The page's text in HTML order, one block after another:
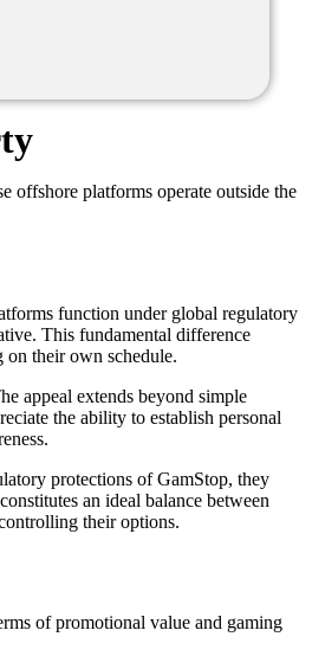
offshore platforms operate outside the
function under global regulatory
This fundamental difference
on their own schedule.
appeal extends beyond simple
the ability to establish personal
protections of GamStop, they
an ideal balance between
their options.
of promotional value and gaming